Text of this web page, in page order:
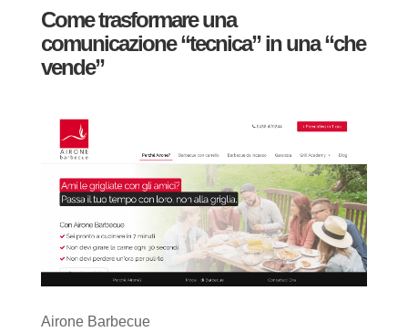
Come trasformare una
comunicazione “tecnica” in una “che
vende”
Airone Barbecue